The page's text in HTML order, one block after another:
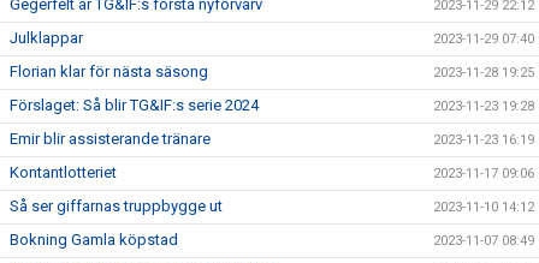
Gegerfelt är TG&IF:s första nyförvärv 2023-11-29 22:12
Julklappar 2023-11-29 07:40
Florian klar för nästa säsong 2023-11-28 19:25
Förslaget: Så blir TG&IF:s serie 2024 2023-11-23 19:28
Emir blir assisterande tränare 2023-11-23 16:19
Kontantlotteriet 2023-11-17 09:06
Så ser giffarnas truppbygge ut 2023-11-10 14:12
Bokning Gamla köpstad 2023-11-07 08:49